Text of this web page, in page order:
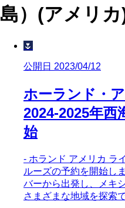
島）(アメリカ
🌷
公開日 2023/04/12
ホーランド・
2024-2025年西
始
- ホランド アメリカ ラ
ルーズの予約を開始し
バーから出発し、メキ
さまざまな地域を探索